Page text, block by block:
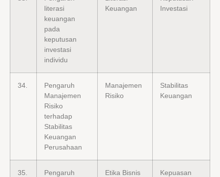
literasi
keuangan
pada
keputusan
investasi
individu
Keuangan
Investasi
34.
Pengaruh
Manajemen
Risiko
terhadap
Stabilitas
Keuangan
Perusahaan
Manajemen
Risiko
Stabilitas
Keuangan
35.
Pengaruh
Etika Bisnis
Kepuasan